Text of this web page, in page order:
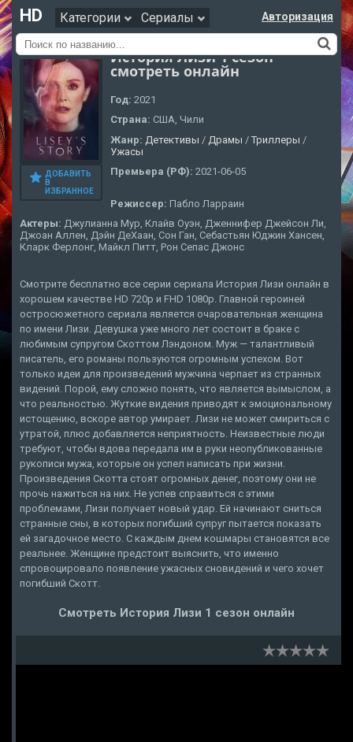
HD Категории Сериалы Авторизация
ДОБАВИТЬ
В
ИЗБРАННОЕ
История Лизи 1 сезон
смотреть онлайн
Год: 2021
Страна: США, Чили
Жанр: Детективы / Драмы / Триллеры /
Ужасы
Премьера (РФ): 2021-06-05
Режиссер: Пабло Ларраин
Актеры: Джулианна Мур, Клайв Оуэн, Дженнифер Джейсон Ли,
Джоан Аллен, Дэйн ДеХаан, Сон Ган, Себастьян Юджин Хансен,
Кларк Ферлонг, Майкл Питт, Рон Сепас Джонс
Смотрите бесплатно все серии сериала История Лизи онлайн в
хорошем качестве HD 720p и FHD 1080p. Главной героиней
остросюжетного сериала является очаровательная женщина
по имени Лизи. Девушка уже много лет состоит в браке с
любимым супругом Скоттом Лэндоном. Муж — талантливый
писатель, его романы пользуются огромным успехом. Вот
только идеи для произведений мужчина черпает из странных
видений. Порой, ему сложно понять, что является вымыслом, а
что реальностью. Жуткие видения приводят к эмоциональному
истощению, вскоре автор умирает. Лизи не может смириться с
утратой, плюс добавляется неприятность. Неизвестные люди
требуют, чтобы вдова передала им в руки неопубликованные
рукописи мужа, которые он успел написать при жизни.
Произведения Скотта стоят огромных денег, поэтому они не
прочь нажиться на них. Не успев справиться с этими
проблемами, Лизи получает новый удар. Ей начинают сниться
странные сны, в которых погибший супруг пытается показать
ей загадочное место. С каждым днем кошмары становятся все
реальнее. Женщине предстоит выяснить, что именно
спровоцировало появление ужасных сновидений и чего хочет
погибший Скотт.
Смотреть История Лизи 1 сезон онлайн